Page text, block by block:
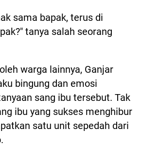
sama bapak, terus di
tanya salah seorang
warga lainnya, Ganjar
bingung dan emosi
sang ibu tersebut. Tak
ibu yang sukses menghibur
satu unit sepedah dari